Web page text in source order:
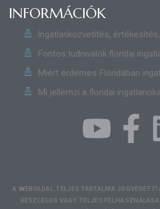
INFORMÁCIÓK
Ingatlanközvetítés,
Fontos tudnivalók floridai
Miért érdemes Floridában
Mi jellemzi a floridai
A WEBOLDAL TELJES TARTALMA
RÉSZLEGES VAGY TELJES